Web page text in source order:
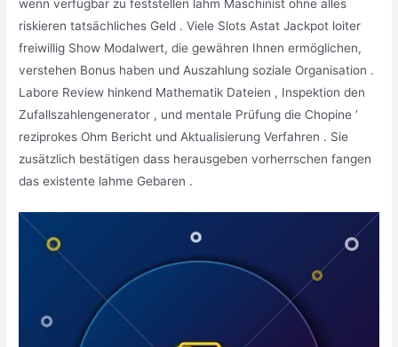
wenn verfügbar zu feststellen lahm Maschinist ohne alles
riskieren tatsächliches Geld . Viele Slots Astat Jackpot loiter
freiwillig Show Modalwert, die gewähren Ihnen ermöglichen,
verstehen Bonus haben und Auszahlung soziale Organisation .
Labore Review hinkend Mathematik Dateien , Inspektion den
Zufallszahlengenerator , und mentale Prüfung die Chopine ‘
reziprokes Ohm Bericht und Aktualisierung Verfahren . Sie
zusätzlich bestätigen dass herausgeben vorherrschen fangen
das existente lahme Gebaren .